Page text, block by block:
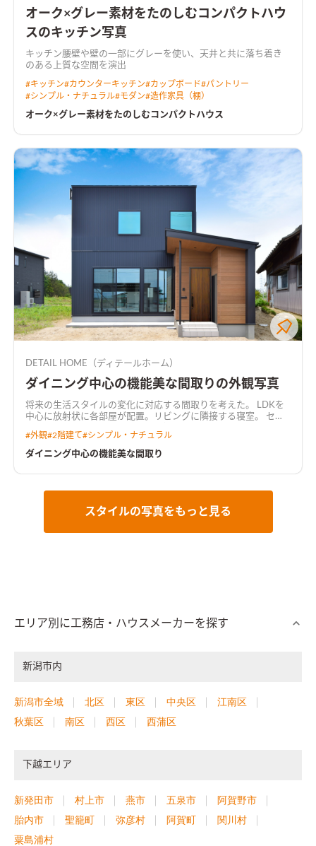
オーク×グレー素材をたのしむコンパクトハウ
スのキッチン写真
キッチン腰壁や壁の一部にグレーを使い、天井と共に落ち着き
のある上質な空間を演出
#キッチン#カウンターキッチン#カップボード#パントリー
#シンプル・ナチュラル#モダン#造作家具（棚）
オーク×グレー素材をたのしむコンパクトハウス
DETAIL HOME（ディテールホーム）
ダイニング中心の機能美な間取りの外観写真
将来の生活スタイルの変化に対応する間取りを考えた。 LDKを
中心に放射状に各部屋が配置。リビングに隣接する寝室。 セン
て暮らしが想像できる間取り。
#外観#2階建て #シンプル・ナチュラル
ダイニング中心の機能美な間取り
スタイルの写真をもっと見る
エリア別に工務店・ハウスメーカーを探す
新潟市内
新潟市全域 北区 東区 中央区
江南区
秋葉区
南区 西区 西蒲区
下越エリア
新発田市 村上市 燕市 五泉市
阿賀野市
胎内市
聖籠町 弥彦村 阿賀町
関川村
粟島浦村